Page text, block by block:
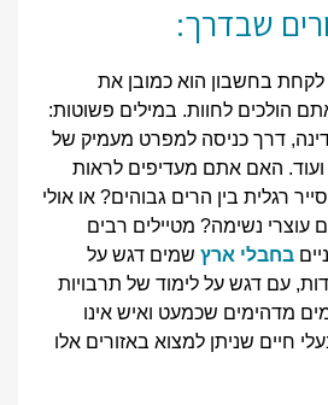
שבדרך:
בחשבון הוא כמובן את
הולכים לחוות. במילים פשוטות:
דרך כניסה למפרט מעמיק של
ועוד. האם אתם מעדיפים לראות
רגלית בין הרים גבוהים? או אולי
עוצרי נשימה? מטיילים רבים
בחבלי ארץ שמים דגש על
עם דגש על לימוד של תרבויות
מדהימים שכמעט ואיש אינו
חיים שניתן למצוא באזורים אלו